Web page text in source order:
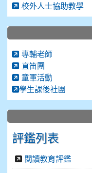
校外人士協助教學
專輔老師
直笛團
童軍活動
學生課後社團
評鑑列表
閱讀教育評鑑